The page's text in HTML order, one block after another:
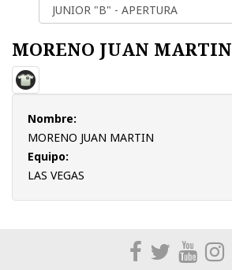
MORENO JUAN MARTIN
Nombre:
MORENO JUAN MARTIN
Equipo:
LAS VEGAS